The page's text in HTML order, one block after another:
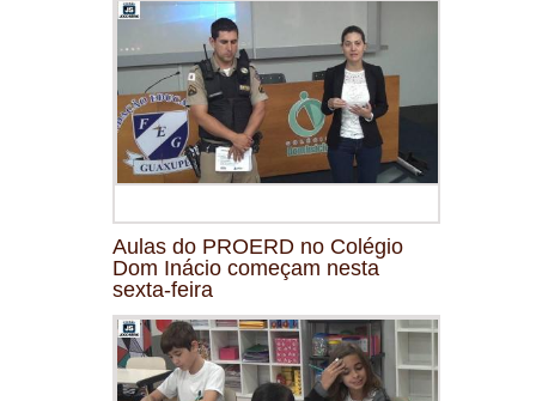
Aulas do PROERD no Colégio
Dom Inácio começam nesta
sexta-feira